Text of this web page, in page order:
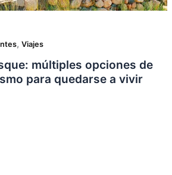
, Viajes
múltiples opciones de
para quedarse a vivir